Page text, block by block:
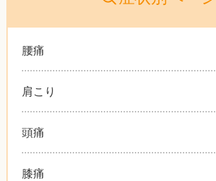
腰痛
肩こり
頭痛
膝痛